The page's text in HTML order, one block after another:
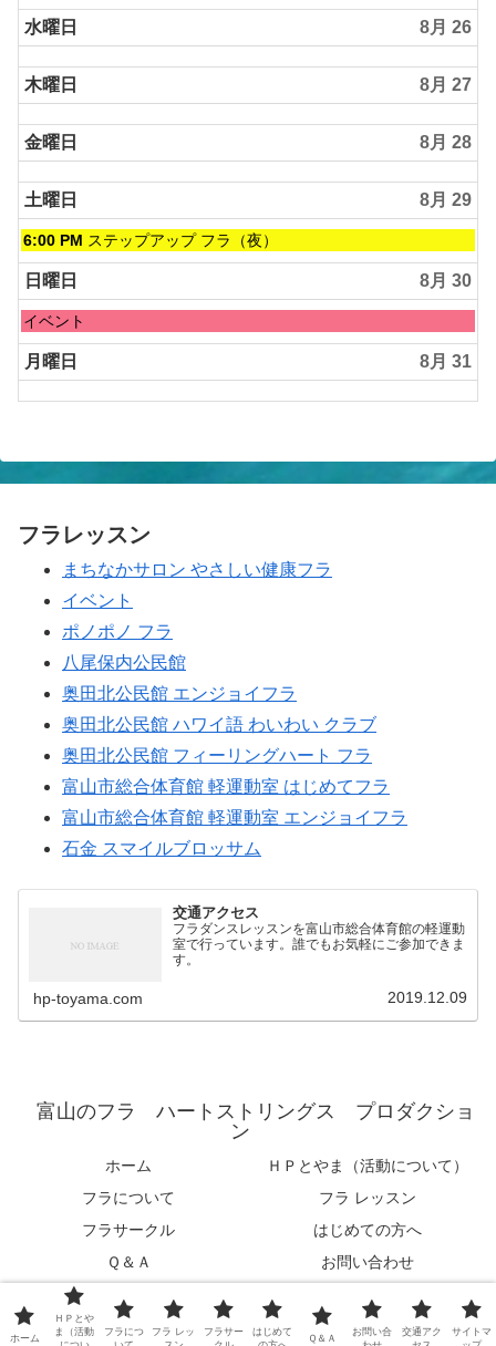
水曜日 8月 26
木曜日 8月 27
金曜日 8月 28
土曜日 8月 29
土
曜
日,
8
月
29th
2026
6:00 PM ステップアップ フラ（夜）
日曜日 8月 30
日
曜
日,
8
月
イベント
月曜日 8月 31
フラレッスン
まちなかサロン やさしい健康フラ
イベント
ポノポノ フラ
八尾保内公民館
奥田北公民館 エンジョイフラ
奥田北公民館 ハワイ語 わいわい クラブ
奥田北公民館 フィーリングハート フラ
富山市総合体育館 軽運動室 はじめてフラ
富山市総合体育館 軽運動室 エンジョイフラ
石金 スマイルブロッサム
交通アクセス
フラダンスレッスンを富山市総合体育館の軽運動
室で行っています。誰でもお気軽にご参加できま
す。
hp-toyama.com 2019.12.09
富山のフラ ハートストリングス プロダクショ
ン
ホーム
ＨＰとやま（活動について）
フラについて
フラ レッスン
フラサークル
はじめての方へ
Ｑ＆Ａ
お問い合わせ
交通アクセス
© 2019 富山のフラ ハートストリングス プロダクション.
ホーム
ＨＰとや
ま（活動
フラにつ
フラ レッ
フラサー
はじめて
Ｑ＆Ａ
お問い合
交通アク
サイトマ